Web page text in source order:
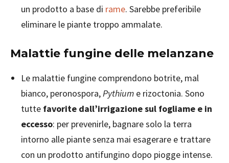
un prodotto a base di rame. Sarebbe preferibile
eliminare le piante troppo ammalate.
Malattie fungine delle melanzane
Le malattie fungine comprendono botrite, mal
bianco, peronospora, Pythium e rizoctonia. Sono
tutte favorite dall’irrigazione sul fogliame e in
eccesso: per prevenirle, bagnare solo la terra
intorno alle piante senza mai esagerare e trattare
con un prodotto antifungino dopo piogge intense.